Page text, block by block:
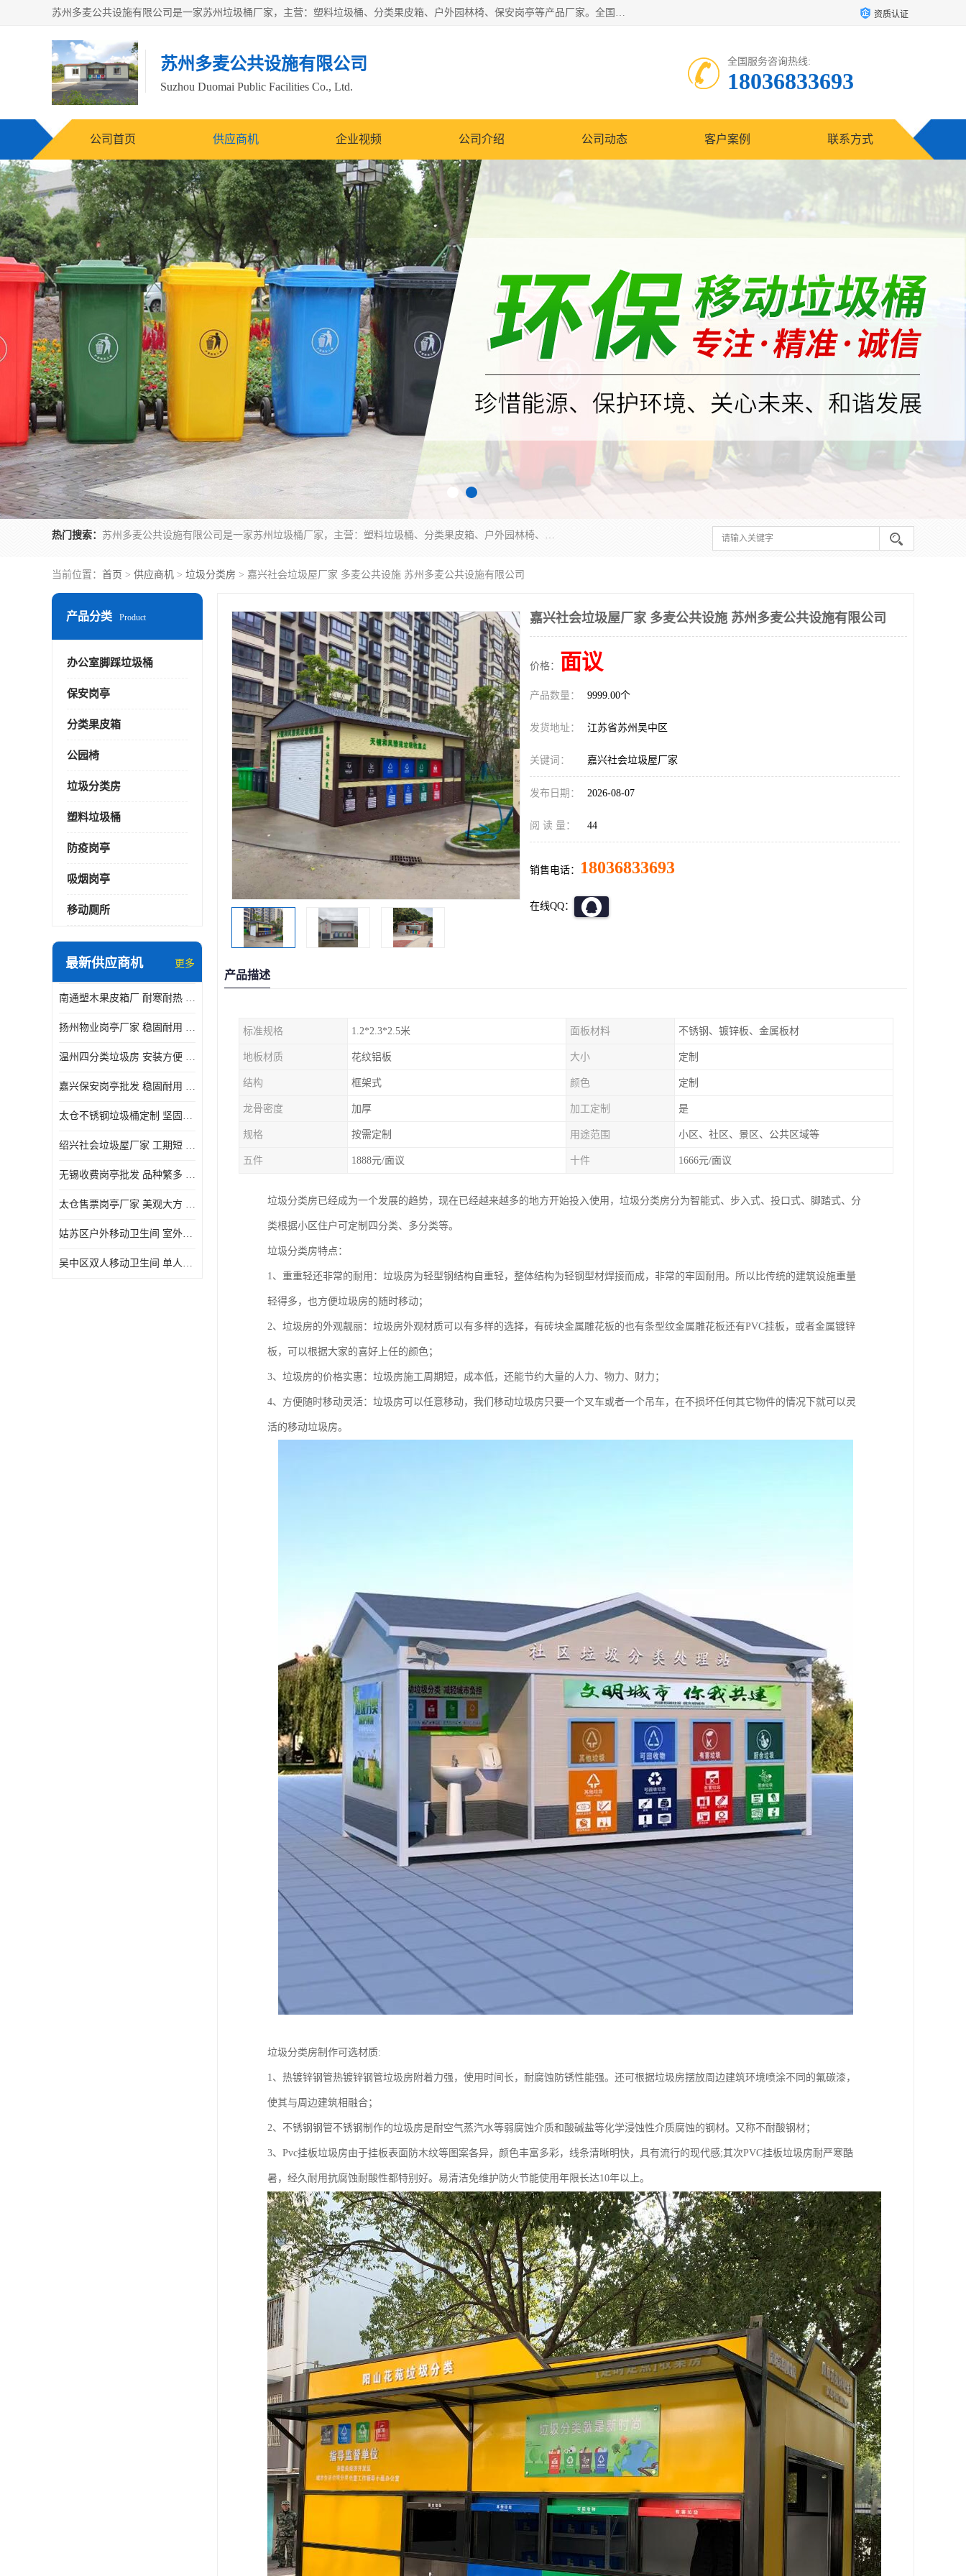
苏州多麦公共设施有限公司是一家苏州垃圾桶厂家，主营：塑料垃圾桶、分类果皮箱、户外园林椅、保安岗亭等产品厂家。全国统一热线电话：17105580222。公司组建完善的团队。设计人员，能根据客户要求，提供适合的设计方案，来满足客户的需求。 资质认证
苏州多麦公共设施有限公司
Suzhou Duomai Public Facilities Co., Ltd.
全国服务咨询热线:
18036833693
公司首页 供应商机 企业视频 公司介绍 公司动态 客户案例 联系方式
热门搜索： 苏州多麦公共设施有限公司是一家苏州垃圾桶厂家，主营：塑料垃圾桶、分类果皮箱、户外园林椅、保安岗亭等产品厂家。全国统一热线电话：17105580222。公司组建完善的团队。设计人员，能根据客户要求，提供适合的设计方案，来满足客户的需求。
当前位置： 首页 > 供应商机 > 垃圾分类房 > 嘉兴社会垃圾屋厂家 多麦公共设施 苏州多麦公共设施有限公司
产品分类 Product
办公室脚踩垃圾桶
保安岗亭
分类果皮箱
公园椅
垃圾分类房
塑料垃圾桶
防疫岗亭
吸烟岗亭
移动厕所
最新供应商机 更多
南通塑木果皮箱厂 耐寒耐热 设计美观简洁
扬州物业岗亭厂家 稳固耐用 适用多场合
温州四分类垃圾房 安装方便 可移动位置且方便
嘉兴保安岗亭批发 稳固耐用 使用价值高
太仓不锈钢垃圾桶定制 坚固耐用 绝缘性能好
绍兴社会垃圾屋厂家 工期短 便于居民集中投放
无锡收费岗亭批发 品种繁多 适用多场合
太仓售票岗亭厂家 美观大方 使用寿命长
姑苏区户外移动卫生间 室外临时单人厕所供应厂家
吴中区双人移动卫生间 单人厕所供应厂家
嘉兴社会垃圾屋厂家 多麦公共设施 苏州多麦公共设施有限公司
价格： 面议
产品数量： 9999.00个
发货地址： 江苏省苏州吴中区
关键词： 嘉兴社会垃圾屋厂家
发布日期： 2026-08-07
阅 读 量： 44
销售电话： 18036833693
在线QQ：
产品描述
标准规格 1.2*2.3*2.5米 面板材料 不锈钢、镀锌板、金属板材
地板材质 花纹铝板 大小 定制
结构 框架式 颜色 定制
龙骨密度 加厚 加工定制 是
规格 按需定制 用途范围 小区、社区、景区、公共区域等
五件 1888元/面议 十件 1666元/面议
垃圾分类房已经成为一个发展的趋势，现在已经越来越多的地方开始投入使用，垃圾分类房分为智能式、步入式、投口式、脚踏式、分
类根据小区住户可定制四分类、多分类等。
垃圾分类房特点：
1、重重轻还非常的耐用：垃圾房为轻型钢结构自重轻，整体结构为轻钢型材焊接而成，非常的牢固耐用。所以比传统的建筑设施重量
轻得多，也方便垃圾房的随时移动；
2、垃圾房的外观靓丽：垃圾房外观材质可以有多样的选择，有砖块金属雕花板的也有条型纹金属雕花板还有PVC挂板，或者金属镀锌
板，可以根据大家的喜好上任的颜色；
3、垃圾房的价格实惠：垃圾房施工周期短，成本低，还能节约大量的人力、物力、财力；
4、方便随时移动灵活：垃圾房可以任意移动，我们移动垃圾房只要一个叉车或者一个吊车，在不损坏任何其它物件的情况下就可以灵
活的移动垃圾房。
垃圾分类房制作可选材质:
1、热镀锌钢管热镀锌钢管垃圾房附着力强，使用时间长，耐腐蚀防锈性能强。还可根据垃圾房摆放周边建筑环境喷涂不同的氟碳漆，
使其与周边建筑相融合；
2、不锈钢钢管不锈钢制作的垃圾房是耐空气蒸汽水等弱腐蚀介质和酸碱盐等化学浸蚀性介质腐蚀的钢材。又称不耐酸钢材；
3、Pvc挂板垃圾房由于挂板表面防木纹等图案各异，颜色丰富多彩，线条清晰明快，具有流行的现代感;其次PVC挂板垃圾房耐严寒酷
暑，经久耐用抗腐蚀耐酸性都特别好。易清洁免维护防火节能使用年限长达10年以上。